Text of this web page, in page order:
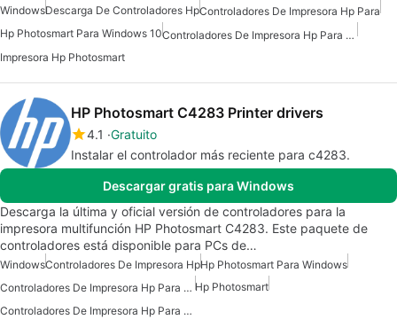
WindowsDescarga De Controladores HpControladores De Impresora Hp Para
Hp Photosmart Para Windows 10
Controladores De Impresora Hp Para Windows
Impresora Hp Photosmart
HP Photosmart C4283 Printer drivers
4.1 Gratuito
Instalar el controlador más reciente para c4283.
Descargar gratis para Windows
Descarga la última y oficial versión de controladores para la
impresora multifunción HP Photosmart C4283. Este paquete de
controladores está disponible para PCs de…
WindowsControladores De Impresora HpHp Photosmart Para Windows
Controladores De Impresora Hp Para Windows 10 Hp Photosmart
Controladores De Impresora Hp Para Windows